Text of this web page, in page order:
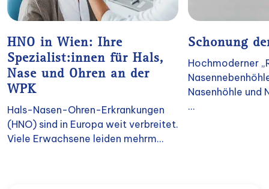
HNO in Wien: Ihre
Spezialist:innen für Hals,
Nase und Ohren an der
WPK
Hals-Nasen-Ohren-Erkrankungen
(HNO) sind in Europa weit verbreitet.
Viele Erwachsene leiden mehrm...
Schonung
Hochmoderner
Nasenhöhle und
...